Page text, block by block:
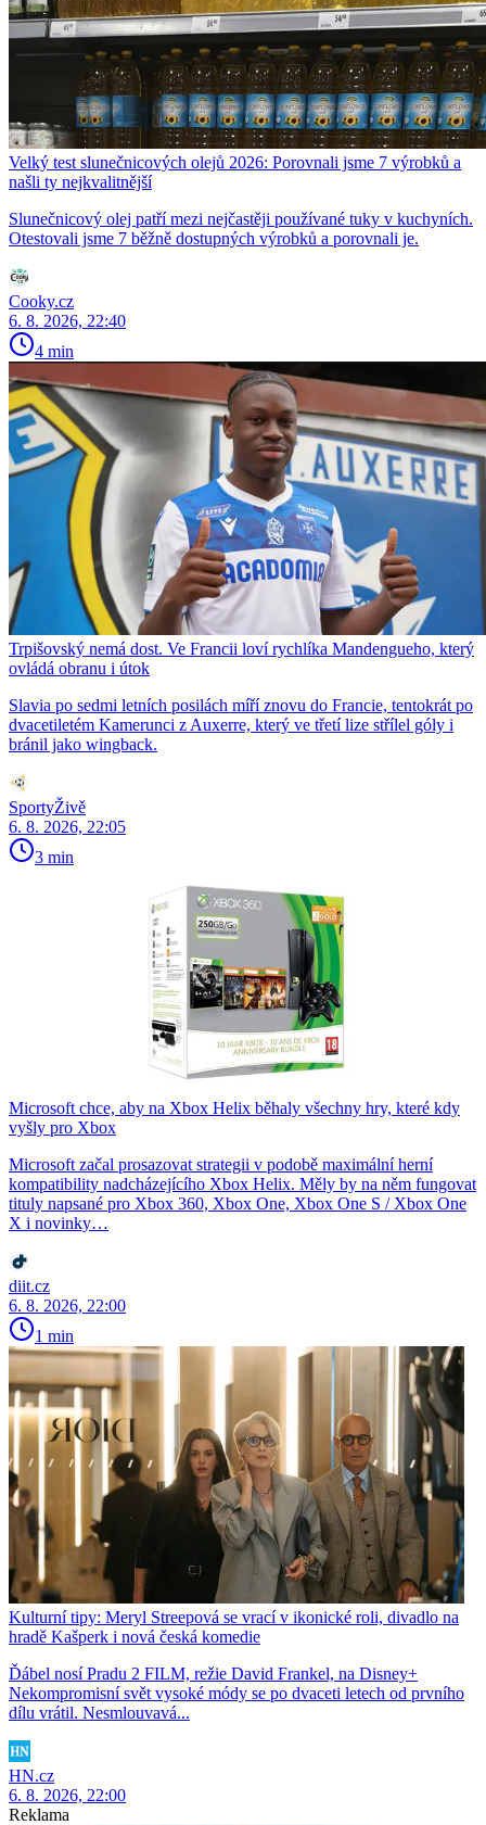
Velký test slunečnicových olejů 2026: Porovnali jsme 7 výrobků a
našli ty nejkvalitnější
Slunečnicový olej patří mezi nejčastěji používané tuky v kuchyních.
Otestovali jsme 7 běžně dostupných výrobků a porovnali je.
Cooky.cz
6. 8. 2026, 22:40
4 min
Trpišovský nemá dost. Ve Francii loví rychlíka Mandengueho, který
ovládá obranu i útok
Slavia po sedmi letních posilách míří znovu do Francie, tentokrát po
dvacetiletém Kamerunci z Auxerre, který ve třetí lize střílel góly i
bránil jako wingback.
SportyŽivě
6. 8. 2026, 22:05
3 min
Microsoft chce, aby na Xbox Helix běhaly všechny hry, které kdy
vyšly pro Xbox
Microsoft začal prosazovat strategii v podobě maximální herní
kompatibility nadcházejícího Xbox Helix. Měly by na něm fungovat
tituly napsané pro Xbox 360, Xbox One, Xbox One S / Xbox One
X i novinky…
diit.cz
6. 8. 2026, 22:00
1 min
Kulturní tipy: Meryl Streepová se vrací v ikonické roli, divadlo na
hradě Kašperk i nová česká komedie
Ďábel nosí Pradu 2 FILM, režie David Frankel, na Disney+
Nekompromisní svět vysoké módy se po dvaceti letech od prvního
dílu vrátil. Nesmlouvavá...
HN.cz
6. 8. 2026, 22:00
Reklama